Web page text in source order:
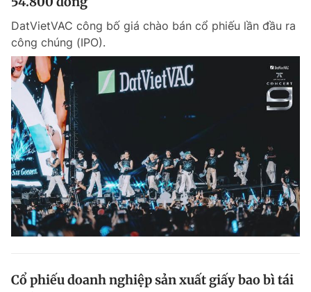
DatVietVAC công bố giá chào bán cổ phiếu lần đầu ra
công chúng (IPO).
Cổ phiếu doanh nghiệp sản xuất giấy bao bì tái